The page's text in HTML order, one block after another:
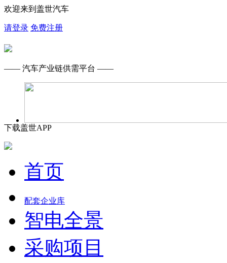
欢迎来到盖世汽车
请登录 免费注册
—— 汽车产业链供需平台 ——
下载盖世APP
首页
配套企业库
智电全景
采购项目